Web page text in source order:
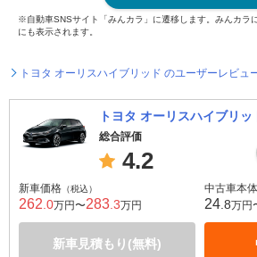
※自動車SNSサイト「みんカラ」に遷移します。みんカラ
にも表示されます。
トヨタ オーリスハイブリッド のユーザーレビュ
トヨタ オーリスハイブリッ
総合評価
4.2
新車価格 （税込）
262 .0万円〜283 .3万円
新車見積もり(無料)
中古車本
24 .8万円